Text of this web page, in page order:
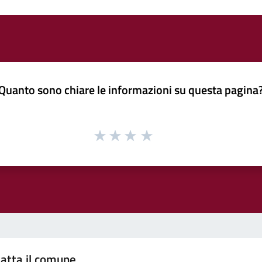
sono chiare le informazioni su questa